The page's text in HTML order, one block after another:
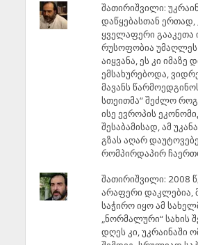
შათირიშვილი:
დაწყებასთან ერთად,
ყველაფერი გააკეთა
რუსოფობია უმაღლეს
აიყვანა, ეს კი იმაზე
ემსახურებოდა,
მავანს
სთეითმა“ შეძლო
ისე ევროპის
შესაბამისად, ამ
გზას აღარ
რომპირდაპირ
შათირიშვილი: 2008
არაფერი დაკლებია,
საჭირო იყო ამ
„ნორმალური“ სახის
დღეს კი, უკრაინაში